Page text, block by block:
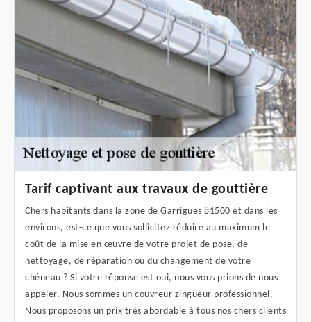
Tarif captivant aux travaux de gouttière
Chers habitants dans la zone de Garrigues 81500 et dans les
environs, est-ce que vous sollicitez réduire au maximum le
coût de la mise en œuvre de votre projet de pose, de
nettoyage, de réparation ou du changement de votre
chéneau ? Si votre réponse est oui, nous vous prions de nous
appeler. Nous sommes un couvreur zingueur professionnel.
Nous proposons un prix très abordable à tous nos chers clients